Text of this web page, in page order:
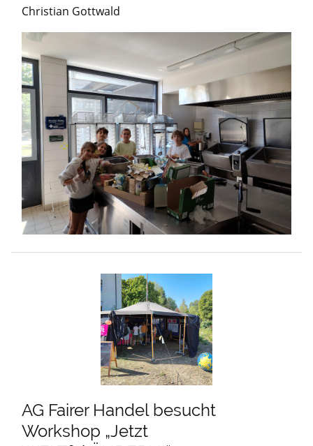
Christian Gottwald
AG Fairer Handel besucht
Workshop „Jetzt